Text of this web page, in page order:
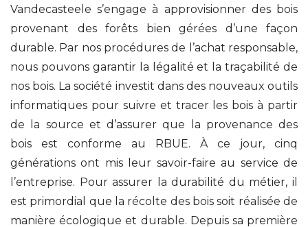
Vandecasteele s’engage à approvisionner des bois
provenant des forêts bien gérées d’une façon
durable. Par nos procédures de l’achat responsable,
nous pouvons garantir la légalité et la traçabilité de
nos bois. La société investit dans des nouveaux outils
informatiques pour suivre et tracer les bois à partir
de la source et d’assurer que la provenance des
bois est conforme au RBUE. À ce jour, cinq
générations ont mis leur savoir-faire au service de
l’entreprise. Pour assurer la durabilité du métier, il
est primordial que la récolte des bois soit réalisée de
manière écologique et durable. Depuis sa première